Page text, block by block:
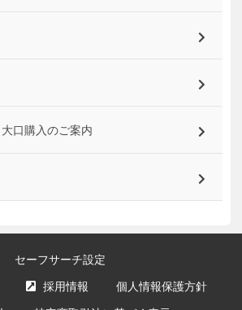
口購入のご案内
セーフサーチ設定
採用情報 個人情報保護方針